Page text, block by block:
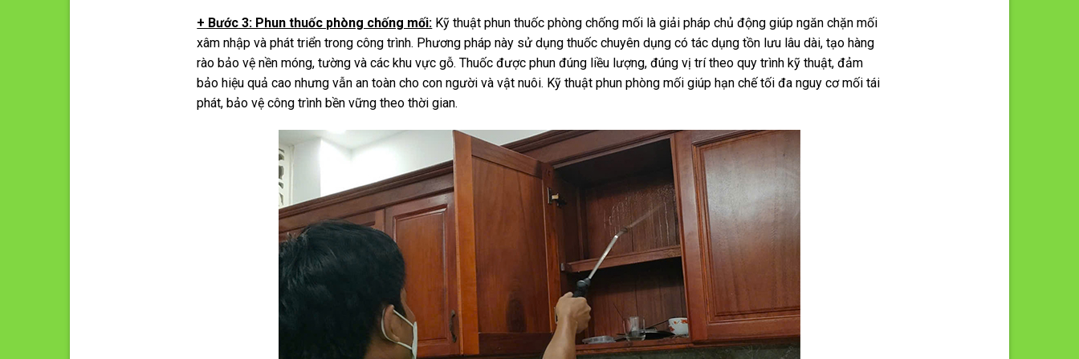
+ Bước 3: Phun thuốc phòng chống mối: Kỹ thuật phun thuốc phòng chống mối là giải pháp chủ động giúp ngăn chặn mối
xâm nhập và phát triển trong công trình. Phương pháp này sử dụng thuốc chuyên dụng có tác dụng tồn lưu lâu dài, tạo hàng
rào bảo vệ nền móng, tường và các khu vực gỗ. Thuốc được phun đúng liều lượng, đúng vị trí theo quy trình kỹ thuật, đảm
bảo hiệu quả cao nhưng vẫn an toàn cho con người và vật nuôi. Kỹ thuật phun phòng mối giúp hạn chế tối đa nguy cơ mối tái
phát, bảo vệ công trình bền vững theo thời gian.